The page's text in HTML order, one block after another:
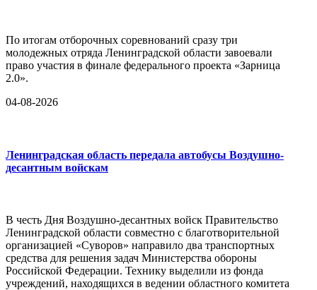
По итогам отборочных соревнований сразу три
молодежных отряда Ленинградской области завоевали
право участия в финале федерального проекта «Зарница
2.0».
04-08-2026
Ленинградская область передала автобусы Воздушно-
десантным войскам
В честь Дня Воздушно-десантных войск Правительство
Ленинградской области совместно с благотворительной
организацией «Суворов» направило два транспортных
средства для решения задач Министерства обороны
Российской Федерации. Технику выделили из фонда
учреждений, находящихся в ведении областного комитета